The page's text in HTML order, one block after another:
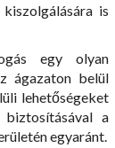
is
egy olyan
ágazaton belül
lehetőségeket
biztosításával a
egyaránt.